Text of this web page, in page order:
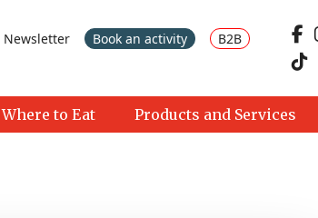
Newsletter Book an activity B2B
Where to Eat Products and Services